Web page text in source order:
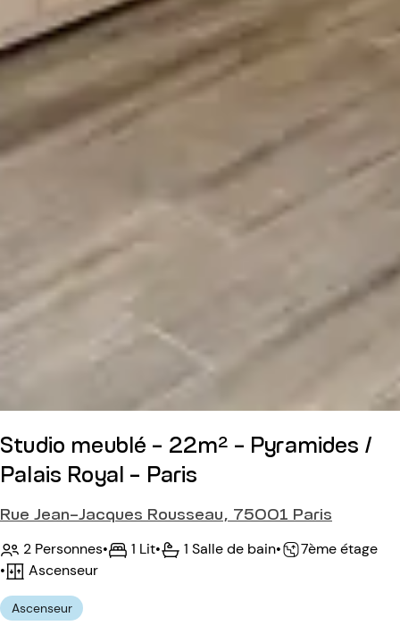
Studio meublé - 22m² - Pyramides /
Palais Royal - Paris
Rue Jean-Jacques Rousseau, 75001 Paris
2 Personnes• 1 Lit• 1 Salle de bain•
7ème étage
•
Ascenseur
Ascenseur